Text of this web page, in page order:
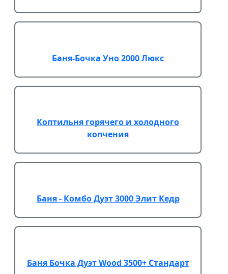
Баня-Бочка Уно 2000 Люкс
Коптильня горячего и холодного
копчения
Баня - Комбо Дуэт 3000 Элит Кедр
Баня Бочка Дуэт Wood 3500+ Стандарт